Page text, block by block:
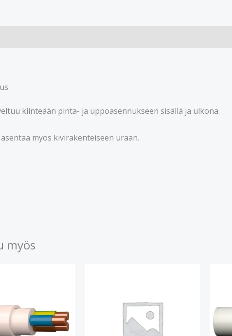
kiinteään pinta- ja uppoasennukseen sisällä ja ulkona.
myös kivirakenteiseen uraan.
myös